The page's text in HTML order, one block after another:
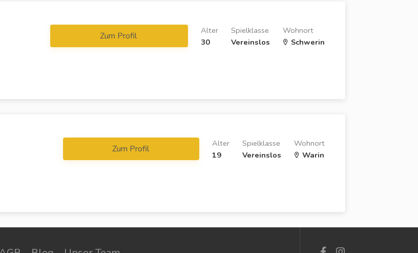
Wohnort
Schwerin
Spielklasse
Vereinslos
Alter
30
Zum Profil
Wohnort
Warin
Spielklasse
Vereinslos
Alter
19
Zum Profil